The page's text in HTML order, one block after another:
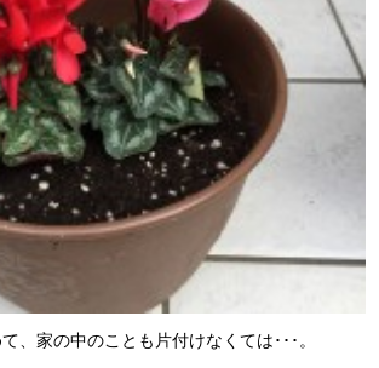
、家の中のことも片付けなくては･･･。